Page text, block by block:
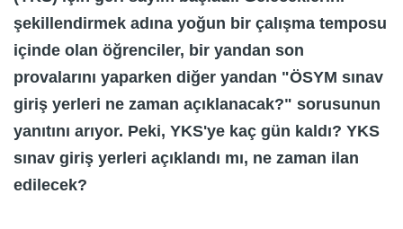
şekillendirmek adına yoğun bir çalışma temposu
içinde olan öğrenciler, bir yandan son
provalarını yaparken diğer yandan "ÖSYM sınav
giriş yerleri ne zaman açıklanacak?" sorusunun
yanıtını arıyor. Peki, YKS'ye kaç gün kaldı? YKS
sınav giriş yerleri açıklandı mı, ne zaman ilan
edilecek?